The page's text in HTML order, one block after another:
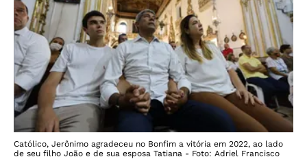
Católico, Jerônimo agradeceu no Bonfim a vitória em 2022, ao lado
de seu filho João e de sua esposa Tatiana - Foto: Adriel Francisco